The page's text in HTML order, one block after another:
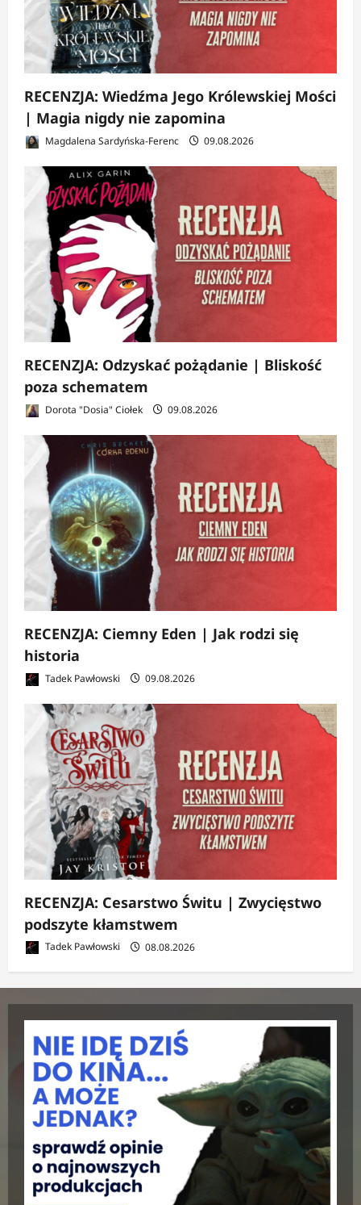
RECENZJA: Wiedźma Jego Królewskiej Mości
| Magia nigdy nie zapomina
Magdalena Sardyńska-Ferenc 09.08.2026
RECENZJA: Odzyskać pożądanie | Bliskość
poza schematem
Dorota "Dosia" Ciołek 09.08.2026
RECENZJA: Ciemny Eden | Jak rodzi się
historia
Tadek Pawłowski 09.08.2026
RECENZJA: Cesarstwo Świtu | Zwycięstwo
podszyte kłamstwem
Tadek Pawłowski 08.08.2026